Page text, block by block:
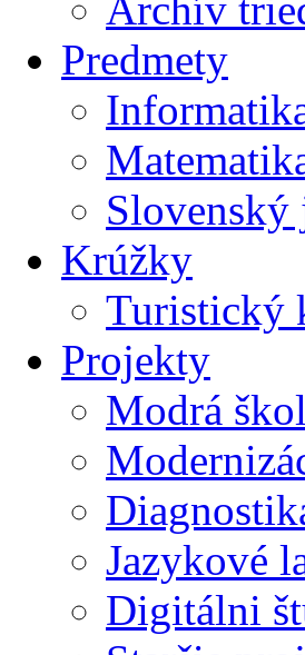
Predmety
Slovenský
Krúžky
Turistický
Projekty
Modrá
Jazykové
Digitálni